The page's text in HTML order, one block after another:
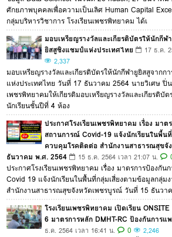
ศักยภาพบุคคลเพื่อความเป็นเลิศ Human Capital
กลุ่มบริหารวิชาการ โรงเรียนเพชรพิทยาคม ได้เ
มอบเหรียญรางวัลและเกียรติบัตรให้นักกี
ยิสสูชิงแชมป์แห่งประเทศไทย
17 ธ.ค.
2,337
มอบเหรียญรางวัลและเกียรติบัตรให้นักกีฬายูยิสสูจาก
แห่งประเทศไทย วันที่ 17 ธันวาคม 2564 นายวิเศษ ปิ่
เพชรพิทยาคมให้เกียรติมอบเหรียญรางวัลและเกียรติ
นักเรียนชั้นปีที่ 4 ห้อง
ประกาศโรงเรียนเพชรพิทยาคม เรื่อง มา
สถานการณ์ Covid-19 แจ้งนักเรียนในพื้น
ควบคุมโรคติดต่อ สำนักงานสาธารณสุขจั
ธันวาคม พ.ศ. 2564
15 ธ.ค. 2564 เวลา 21:07 น.
ประกาศโรงเรียนเพชรพิทยาคม เรื่อง มาตรการป้องกั
Covid 19 แจ้งนักเรียนในพื้นที่กลุ่มเสี่ยงตามข้อมูลกลุ่
สำนักงานสาธารณสุขจังหวัดเพชรบูรณ์ วันที่ 15 ธันวา
โรงเรียนเพชรพิทยาคม เปิดเรียน
6 มาตรการหลัก DMHT-RC ป้องกันการแ
ธ.ค. 2564 เวลา 16:41 น.
0 2,246